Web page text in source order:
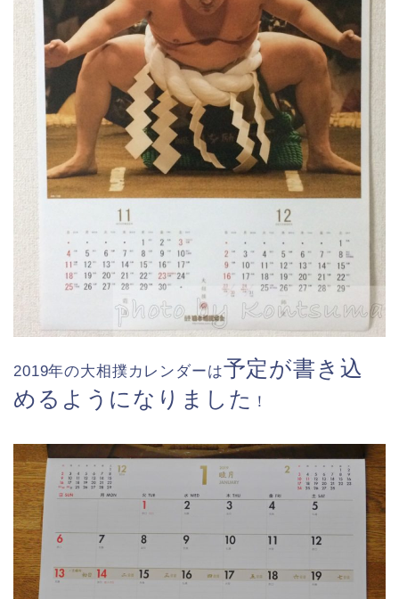
2019年の大相撲カレンダーは予定が書き込
めるようになりました ！